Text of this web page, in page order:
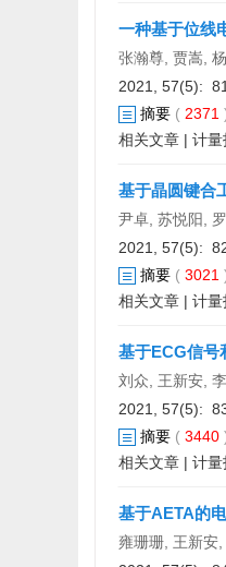
一种基于位线
张瀚尊, 贾嵩,
2021, 57(5):
摘要 ( 2371
相关文章 | 计量
基于晶圆键合
尹卓, 苏悦阳,
2021, 57(5):
摘要 ( 3021
相关文章 | 计量
基于ECG信号
刘众, 王新安,
2021, 57(5):
摘要 ( 3440
相关文章 | 计量
基于AETA的
雍珊珊, 王新安